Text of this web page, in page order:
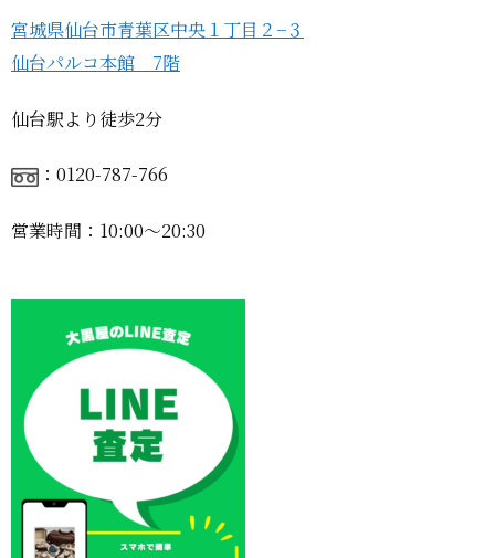
宮城県仙台市青葉区中央１丁目２−３
仙台パルコ本館 7階
仙台駅より徒歩2分
：0120-787-766
営業時間：10:00〜20:30